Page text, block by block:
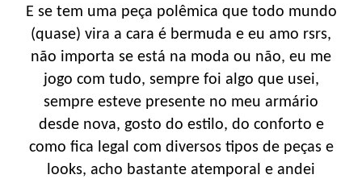
E se tem uma peça polêmica que todo mundo
(quase) vira a cara é bermuda e eu amo rsrs,
não importa se está na moda ou não, eu me
jogo com tudo, sempre foi algo que usei,
sempre esteve presente no meu armário
desde nova, gosto do estilo, do conforto e
como fica legal com diversos tipos de peças e
looks, acho bastante atemporal e andei